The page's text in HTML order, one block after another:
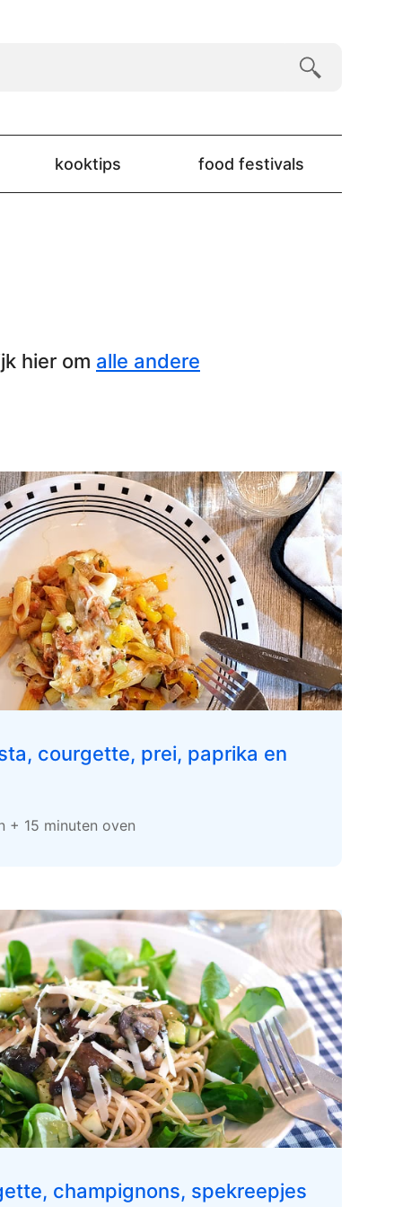
kooktips food festivals
hier om alle andere
courgette, prei, paprika en
+ 15 minuten oven
champignons, spekreepjes